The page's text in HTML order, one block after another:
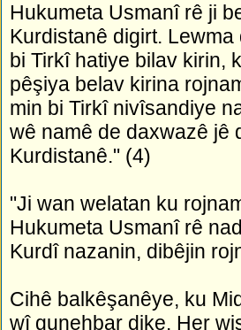
Hukumeta Usmanî rê ji
Kurdistanê digirt.
bi Tirkî hatiye bilav kirin,
pêşiya belav kirina
min bi Tirkî nivîsandiye
wê namê de daxwazê jê
Kurdistanê." (4)
"Ji wan welatan ku
Hukumeta Usmanî rê
Kurdî nazanin, dibêjin
Cihê balkêşanêye, ku
wî gunehbar dike. Her